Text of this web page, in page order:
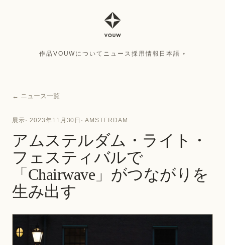
作品 VOUWについて ニュース 採用情報 日本語 ▾
← ニュース一覧
展示· 2023年11月30日 ·AMSTERDAM
アムステルダム・ライト・
フェスティバルで
「Chairwave」がつながりを
生み出す